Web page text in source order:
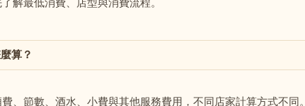
解最低消費、店型與消費流程。
算？
、節數、酒水、小費與其他服務費用，不同店家計算方式不同。